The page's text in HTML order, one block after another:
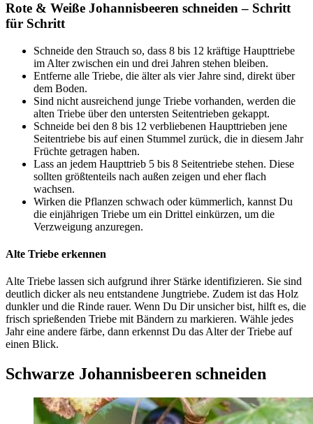
Rote & Weiße Johannisbeeren schneiden – Schritt
für Schritt
Schneide den Strauch so, dass 8 bis 12 kräftige Haupttriebe
im Alter zwischen ein und drei Jahren stehen bleiben.
Entferne alle Triebe, die älter als vier Jahre sind, direkt über
dem Boden.
Sind nicht ausreichend junge Triebe vorhanden, werden die
alten Triebe über den untersten Seitentrieben gekappt.
Schneide bei den 8 bis 12 verbliebenen Haupttrieben jene
Seitentriebe bis auf einen Stummel zurück, die in diesem Jahr
Früchte getragen haben.
Lass an jedem Haupttrieb 5 bis 8 Seitentriebe stehen. Diese
sollten größtenteils nach außen zeigen und eher flach
wachsen.
Wirken die Pflanzen schwach oder kümmerlich, kannst Du
die einjährigen Triebe um ein Drittel einkürzen, um die
Verzweigung anzuregen.
Alte Triebe erkennen
Alte Triebe lassen sich aufgrund ihrer Stärke identifizieren. Sie sind
deutlich dicker als neu entstandene Jungtriebe. Zudem ist das Holz
dunkler und die Rinde rauer. Wenn Du Dir unsicher bist, hilft es, die
frisch sprießenden Triebe mit Bändern zu markieren. Wähle jedes
Jahr eine andere färbe, dann erkennst Du das Alter der Triebe auf
einen Blick.
Schwarze Johannisbeeren schneiden